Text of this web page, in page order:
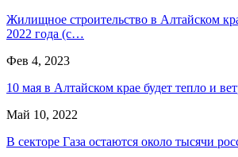
Жилищное строительство в Алтайском
2022 года (с…
Фев 4, 2023
10 мая в Алтайском крае будет тепло и
Май 10, 2022
В секторе Газа остаются около тысячи